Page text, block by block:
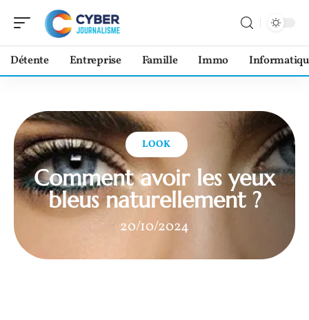
Détente Entreprise Famille Immo
LOOK
Comment avoir les yeux
bleus naturellement ?
20/10/2024